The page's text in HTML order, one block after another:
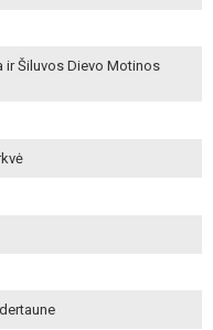
ir Šiluvos Dievo Motinos